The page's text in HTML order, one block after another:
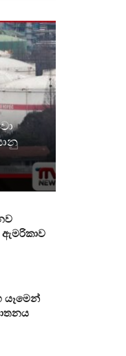
ඇමරිකාව
යෑමෙන්